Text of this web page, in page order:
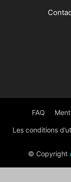
FAQ
Les conditions
© Copyright